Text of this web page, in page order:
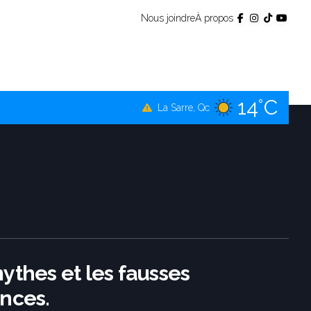
Nous joindreÀ propos
Val-d'Or, Qc 14°C
et les fausses